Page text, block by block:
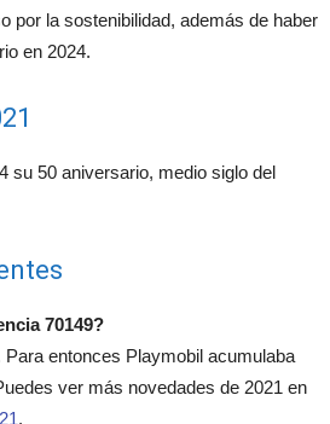
por la sostenibilidad, además de haber
en 2024.
su 50 aniversario, medio siglo del
70149?
entonces Playmobil acumulaba
ver más novedades de 2021 en
.